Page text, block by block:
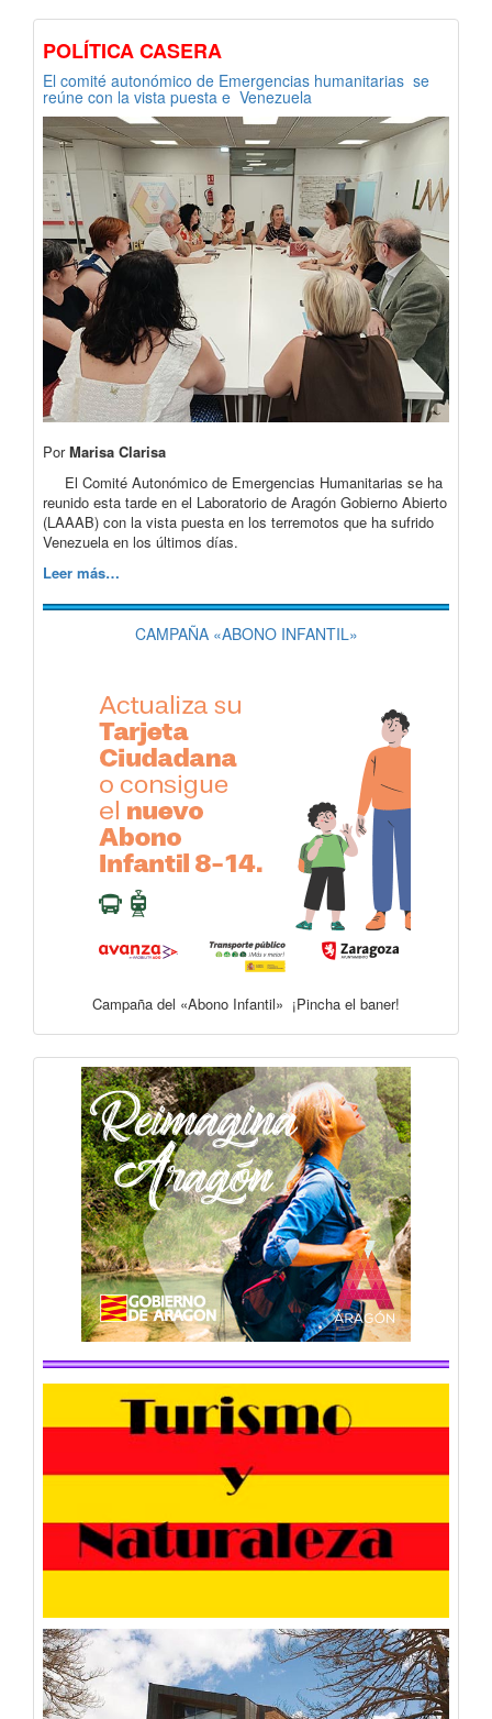
POLÍTICA CASERA
El comité autonómico de Emergencias humanitarias se
reúne con la vista puesta e Venezuela
PorMarisa Clarisa
El Comité Autonómico de Emergencias Humanitarias se ha
reunido esta tarde en el Laboratorio de Aragón Gobierno Abierto
(LAAAB) con la vista puesta en los terremotos que ha sufrido
Venezuela en los últimos días.
Leer más…
CAMPAÑA «ABONO INFANTIL»
Campaña del «Abono Infantil» ¡Pincha el baner!